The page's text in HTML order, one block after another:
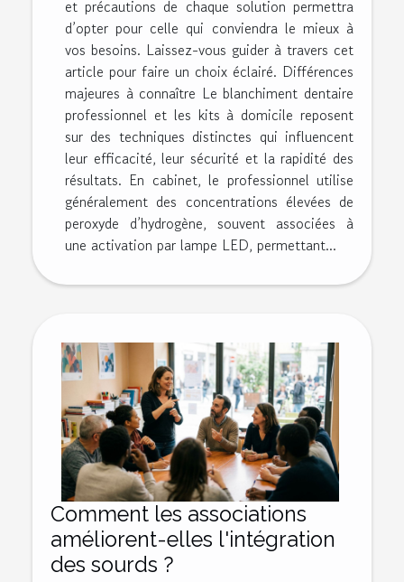
et précautions de chaque solution permettra
d’opter pour celle qui conviendra le mieux à
vos besoins. Laissez-vous guider à travers cet
article pour faire un choix éclairé. Différences
majeures à connaître Le blanchiment dentaire
professionnel et les kits à domicile reposent
sur des techniques distinctes qui influencent
leur efficacité, leur sécurité et la rapidité des
résultats. En cabinet, le professionnel utilise
généralement des concentrations élevées de
peroxyde d’hydrogène, souvent associées à
une activation par lampe LED, permettant...
Comment les associations
améliorent-elles l'intégration
des sourds ?